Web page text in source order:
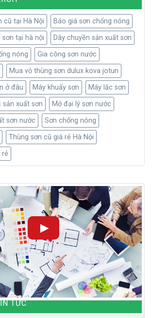
cũ tại Hà Nội
Báo giá sơn chống nóng
sơn tại hà nội
Dây chuyền sản xuất sơn
nóng
Gia công sơn nước
Mua vỏ thùng sơn dulux kova jotun
ở đâu
Máy khuấy sơn
Máy lắc sơn
xuất sơn
Mở đại lý sơn nước
sơn nước
Sơn chống nóng
Thùng sơn cũ giá rẻ Hà Nội
rẻ
►
TỨC
sơn, 11Kw, 22Kw, 30Kw, 45Kw, 55Kw
ngành công nghiệp sản xuất sơn ở Việt
lượng. Minh chứng là nhiều khách hàng
sơn trong nước thay vì thương hiệu
kinh doanh cũng mạnh dạn đầu tư vào
càng nhiều. Kéo theo đó, các loại máy
sơn cũng được buôn bán tấp nập.
khuấy sơn công suất lớn với các công
30kw, 45kw, 55kw. Vậy máy khuấy sơn có
Khi hoạt động, dòng máy khuấy công
chế ra sao? Số liệu kỹ thuật của Máy
22kw, 30kw, 45kw ở đâu hợp lý? Hãy
hiểu và trả lời những câu hỏi này qua bài
móc thiết bị sản xuất sơn nước
sơn 11Kw, 22Kw, 30Kw,
tạo tối tân, các bộ phận máy khuấy được